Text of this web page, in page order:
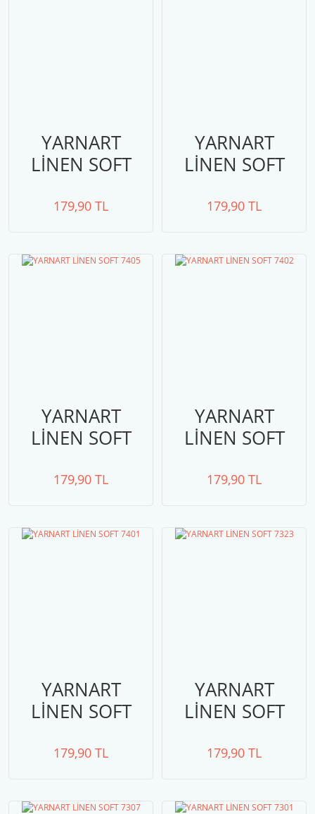
YARNART
LİNEN SOFT
179,90 TL
YARNART
LİNEN SOFT
179,90 TL
YARNART
LİNEN SOFT
179,90 TL
YARNART
LİNEN SOFT
179,90 TL
YARNART
LİNEN SOFT
179,90 TL
YARNART
LİNEN SOFT
179,90 TL